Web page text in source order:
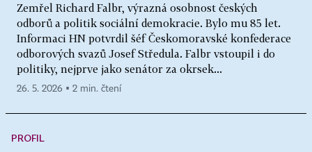
Zemřel Richard Falbr, výrazná osobnost českých
odborů a politik sociální demokracie. Bylo mu 85 let.
Informaci HN potvrdil šéf Českomoravské konfederace
odborových svazů Josef Středula. Falbr vstoupil i do
politiky, nejprve jako senátor za okrsek...
26. 5. 2026 ▪ 2 min. čtení
PROFIL